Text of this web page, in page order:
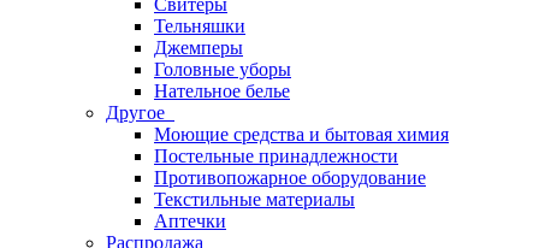
Свитеры
Тельняшки
Джемперы
Головные уборы
Нательное белье
Другое
Моющие средства и бытовая химия
Постельные принадлежности
Противопожарное оборудование
Текстильные материалы
Аптечки
Распродажа